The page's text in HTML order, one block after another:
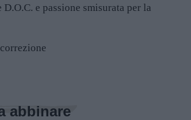
D.O.C. e passione smisurata per la
abbinare